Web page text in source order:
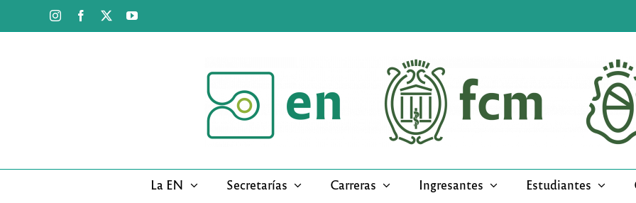
InstagramFacebook YouTube
La EN Secretarías Carreras Ingresantes Estudiantes